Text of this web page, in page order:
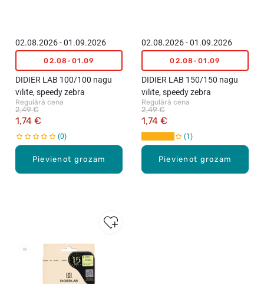
Pievienot grozam
02.08.2026 - 01.09.2026
02.08-01.09
DIDIER LAB 100/100 nagu
vīlīte, speedy zebra
Regulārā cena
1,74 €
2,49 €
0
Pievienot grozam
02.08.2026 - 01.09.2026
02.08-01.09
DIDIER LAB 150/150 nagu
vīlīte, speedy zebra
Regulārā cena
1,74 €
2,49 €
1